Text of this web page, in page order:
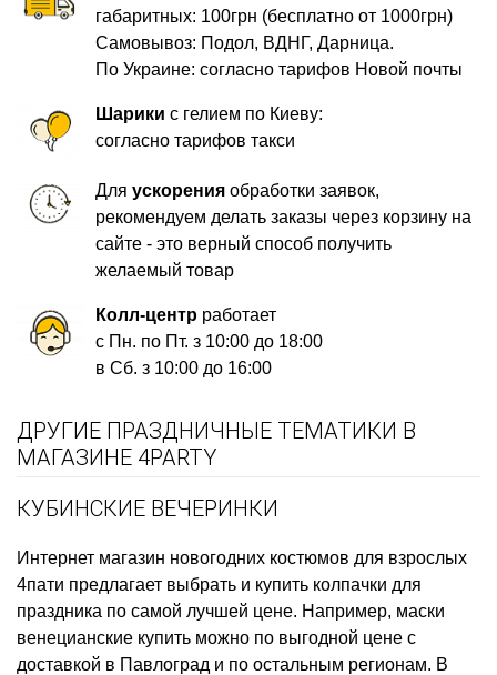
габаритных: 100грн (бесплатно от 1000грн)
Самовывоз: Подол, ВДНГ, Дарница.
По Украине: согласно тарифов Новой почты
Шарики с гелием по Киеву:
согласно тарифов такси
Дляускорения обработки заявок,
рекомендуем делать заказы через корзину на
сайте - это верный способ получить
желаемый товар
Колл-центр работает
с Пн. по Пт. з 10:00 до 18:00
в Сб. з 10:00 до 16:00
ДРУГИЕ ПРАЗДНИЧНЫЕ ТЕМАТИКИ В
МАГАЗИНЕ 4PARTY
КУБИНСКИЕ ВЕЧЕРИНКИ
Интернет магазин новогодних костюмов для взрослых
4пати предлагает выбрать и купить колпачки для
праздника по самой лучшей цене. Например, маски
венецианские купить можно по выгодной цене с
доставкой в Павлоград и по остальным регионам. В